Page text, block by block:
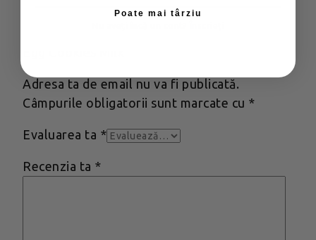
Adresa ta de email nu va fi publicată.
Câmpurile obligatorii sunt marcate cu *
Evaluarea ta *
Recenzia ta *
Poate mai târziu